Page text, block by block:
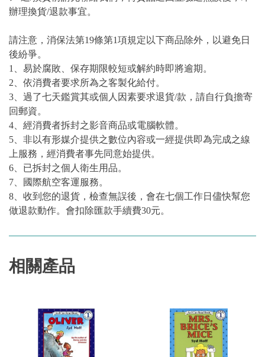
辦理換貨/退款事宜。
請注意，消保法第19條第1項規定以下商品除外，以避免日
後紛爭。
1、易於腐敗、保存期限較短或解約時即將逾期。
2、依消費者要求所為之客製化給付。
3、過了七天鑑賞其或個人因素要求退貨/款，請自行負擔寄
回郵資。
4、經消費者拆封之影音商品或電腦軟體。
5、非以有形媒介提供之數位內容或一經提供即為完成之線
上服務，經消費者事先同意始提供。
6、已拆封之個人衛生用品。
7、國際航空客運服務。
8、收到您的退貨，檢查無誤後，會在七個工作日儘快幫您
做退款動作。會扣除匯款手續費30元。
相關產品